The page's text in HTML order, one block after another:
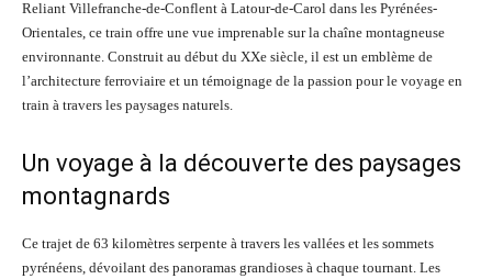
Reliant Villefranche-de-Conflent à Latour-de-Carol dans les Pyrénées-
Orientales, ce train offre une vue imprenable sur la chaîne montagneuse
environnante. Construit au début du XXe siècle, il est un emblème de
l’architecture ferroviaire et un témoignage de la passion pour le voyage en
train à travers les paysages naturels.
Un voyage à la découverte des paysages
montagnards
Ce trajet de 63 kilomètres serpente à travers les vallées et les sommets
pyrénéens, dévoilant des panoramas grandioses à chaque tournant. Les